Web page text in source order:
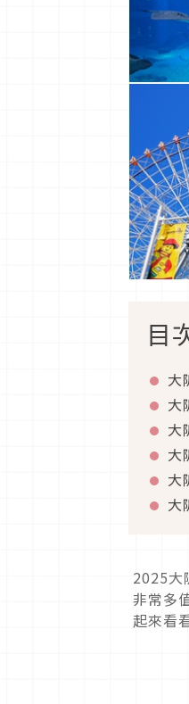
目
大
大
大
大
大
大
2025大
非常多
起來看